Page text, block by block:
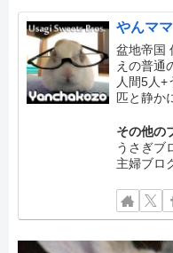
やんママ
盆地帝国
えの普通
人間5人+
匹と静か
その他の
うさぎブ
主婦ブロ